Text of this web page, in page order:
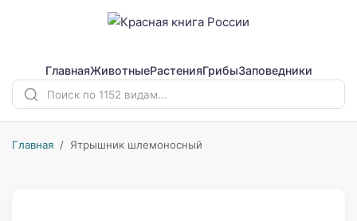
ГлавнаяЖивотныеРастенияГрибыЗаповедники
Главная / Ятрышник шлемоносный